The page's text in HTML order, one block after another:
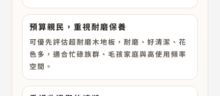
預算親民，重視耐磨保養
可優先評估超耐磨木地板，耐磨、好清潔、花
色多，適合忙碌族群、毛孩家庭與高使用頻率
空間。